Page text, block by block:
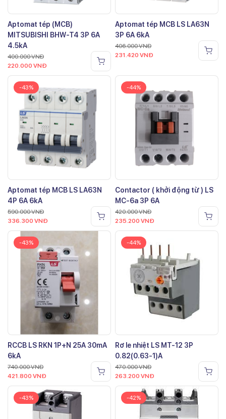
Aptomat tép (MCB)
MITSUBISHI BHW-T4 3P 6A
4.5kA
400.000VNĐ
220.000 VNĐ
Aptomat tép MCB LS LA63N
3P 6A 6kA
406.000VNĐ
231.420 VNĐ
-43%
Aptomat tép MCB LS LA63N
4P 6A 6kA
590.000VNĐ
336.300 VNĐ
-44%
Contactor ( khởi động từ ) LS
MC-6a 3P 6A
420.000VNĐ
235.200 VNĐ
-43%
RCCB LS RKN 1P+N 25A 30mA
6kA
740.000VNĐ
421.800 VNĐ
-44%
Rơ le nhiệt LS MT-12 3P
0.82(0.63-1)A
470.000VNĐ
263.200 VNĐ
-43% -42%